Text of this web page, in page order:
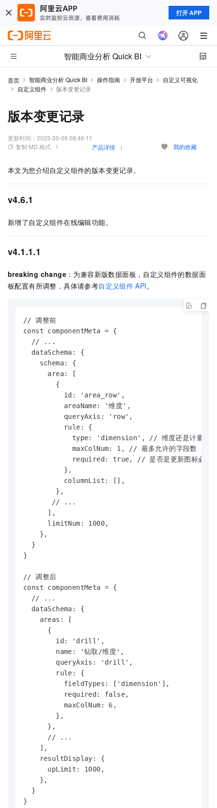
打开 APP
智能商业分析 Quick BI
首页 智能商业分析 Quick BI 操作指南 开放平台
自定义可视化
自定义组件
版本变更记录
版本变更记录
更新时间： 2023-05-09 08:46:11
复制 MD 格式
产品详情 我的收藏
本文为您介绍自定义组件的版本变更记录。
v4.6.1
新增了自定义组件在线编辑功能。
v4.1.1.1
breaking change ：为兼容新版数据面板，自定义组件的数据面
板配置有所调整，具体请参考自定义组件 API。
// 调整前
const componentMeta = {
  // ...
  dataSchema: {
    schema: {
      area: [
        {
          id: 'area_row',
          areaName: '维度',
          queryAxis: 'row',
          rule: {
type: 'dimension', // 维度还是计量,都
            maxColNum: 1, // 最多允许的字段数
required: true, // 是否是更新图标必须
          },
          columnList: [],
        },
       // ...
      ],
      limitNum: 1000,
    },
  }
}
// 调整后
const componentMeta = {
  // ...
  dataSchema: {
    areas: [
      {
        id: 'drill',
        name: '钻取/维度',
        queryAxis: 'drill',
        rule: {
          fieldTypes: ['dimension'],
          required: false,
          maxColNum: 6,
        },
      },
      // ...
    ],
    resultDisplay: {
      upLimit: 1000,
    },
  }
}